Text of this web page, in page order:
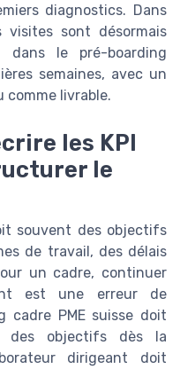
diagnostics. Dans
visites sont désormais
dans le pré-boarding
semaines, avec un
livrable.
les KPI
le
souvent des objectifs
de travail, des délais
un cadre, continuer
est une erreur de
cadre PME suisse doit
des objectifs dès la
dirigeant doit